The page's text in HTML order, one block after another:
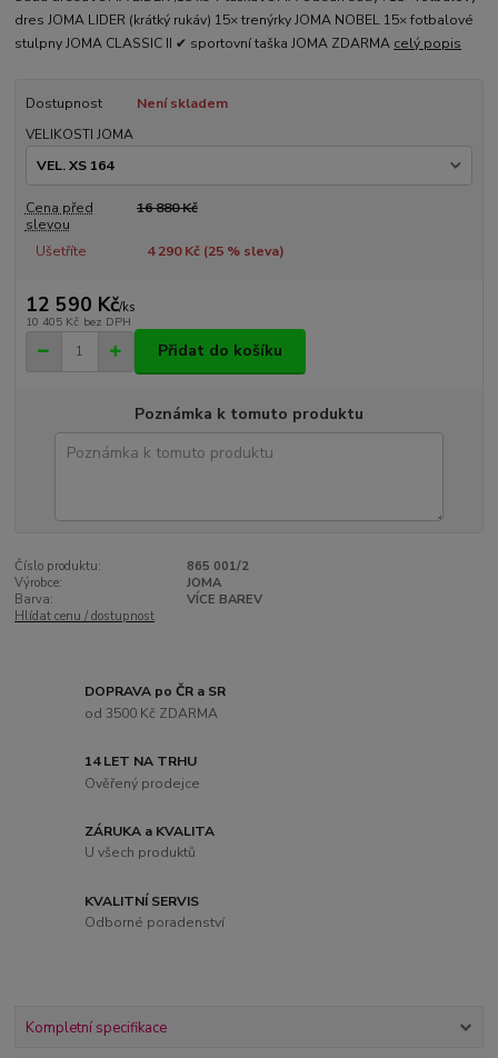
dres JOMA LIDER (krátký rukáv) 15× trenýrky JOMA NOBEL 15× fotbalové
stulpny JOMA CLASSIC II ✔ sportovní taška JOMA ZDARMA celý popis
Dostupnost
Není skladem
VELIKOSTI JOMA
Cena před
slevou
16 880 Kč
Ušetříte 4 290 Kč (25% sleva)
12 590 Kč/ks
10 405 Kč bez DPH
Přidat do košíku
Poznámka k tomuto produktu
Číslo produktu:
865 001/2
Výrobce:
JOMA
Barva:
VÍCE BAREV
Hlídat cenu / dostupnost
DOPRAVA po ČR a SR
od 3500 Kč ZDARMA
14 LET NA TRHU
Ověřený prodejce
ZÁRUKA a KVALITA
U všech produktů
KVALITNÍ SERVIS
Odborné poradenství
Kompletní specifikace